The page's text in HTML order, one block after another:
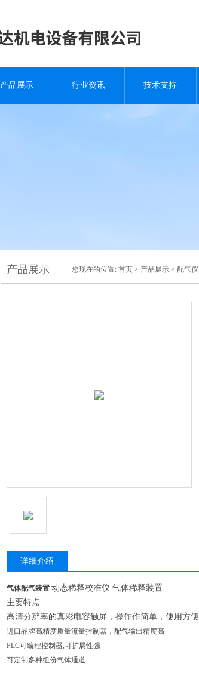
产品展示 行业资讯 技术支持
产品展示 您现在的位置: 首页 > 产品展示 > 配气仪
详细介绍
气体配气装置 动态稀释校准仪 气体稀释装置
主要特点
高清分辨率的真彩电容触屏，操作作简单，使用方便
进口品牌高精度质量流量控制器，配气输出精度高
PLC可编程控制器,可扩展性强
可定制多种组份气体通道